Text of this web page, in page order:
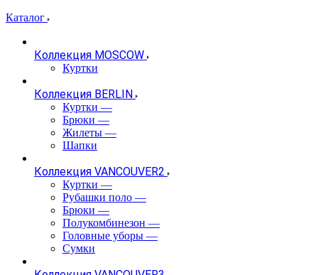
Каталог
Коллекция MOSCOW
Куртки
Коллекция BERLIN
Куртки —
Брюки —
Жилеты —
Шапки
Коллекция VANCOUVER2
Куртки —
Рубашки поло —
Брюки —
Полукомбинезон —
Головные уборы —
Сумки